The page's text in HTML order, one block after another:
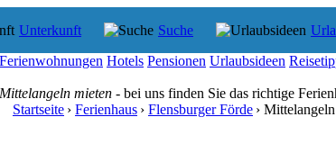
Unterkunft Suche
Ferienwohnungen Hotels Pensionen Urlaubsideen
mieten - bei uns finden Sie das richtige
Startseite › Ferienhaus › Flensburger Förde › Mittelangeln